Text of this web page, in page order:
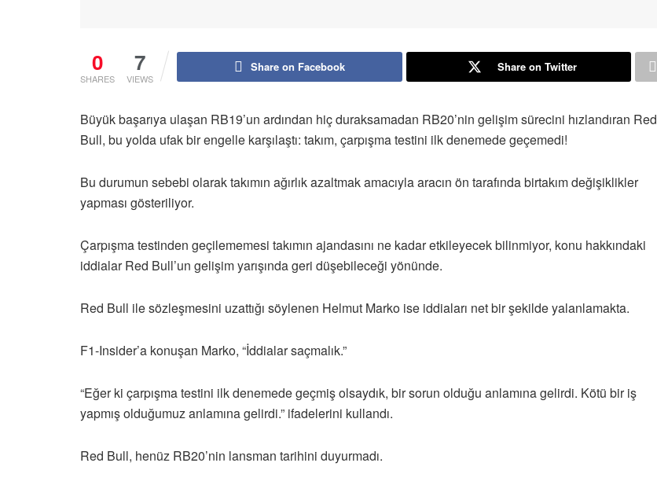
0
SHARES
7
VIEWS
Share on Facebook Share on Twitter
Büyük başarıya ulaşan RB19’un ardından hiç duraksamadan RB20’nin gelişim sürecini hızlandıran Red
Bull, bu yolda ufak bir engelle karşılaştı: takım, çarpışma testini ilk denemede geçemedi!
Bu durumun sebebi olarak takımın ağırlık azaltmak amacıyla aracın ön tarafında birtakım değişiklikler
yapması gösteriliyor.
Çarpışma testinden geçilememesi takımın ajandasını ne kadar etkileyecek bilinmiyor, konu hakkındaki
iddialar Red Bull’un gelişim yarışında geri düşebileceği yönünde.
Red Bull ile sözleşmesini uzattığı söylenen Helmut Marko ise iddiaları net bir şekilde yalanlamakta.
F1-Insider’a konuşan Marko, “İddialar saçmalık.”
“Eğer ki çarpışma testini ilk denemede geçmiş olsaydık, bir sorun olduğu anlamına gelirdi. Kötü bir iş
yapmış olduğumuz anlamına gelirdi.” ifadelerini kullandı.
Red Bull, henüz RB20’nin lansman tarihini duyurmadı.